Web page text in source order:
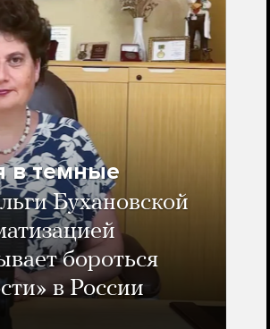
в темные
Бухановской
бороться
в России